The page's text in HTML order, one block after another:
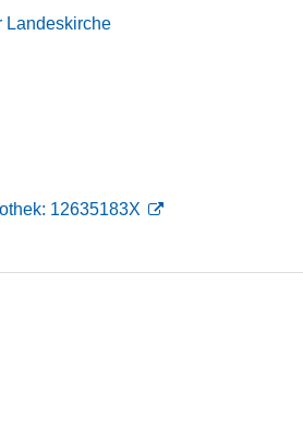
Landeskirche
12635183X